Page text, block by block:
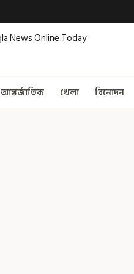
আন্তর্জাতিক খেলা বিনোদন